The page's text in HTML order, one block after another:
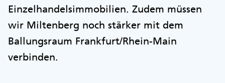
Einzelhandelsimmobilien. Zudem müssen
wir Miltenberg noch stärker mit dem
Ballungsraum Frankfurt/Rhein-Main
verbinden.